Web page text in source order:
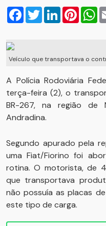
Facebook
TwitterLinkedIn
Veículo que transportava o
A Polícia Rodoviária
terça-feira (2), o
BR-267, na região de
Andradina.
Segundo apurado pela
uma Fiat/Fiorino foi
rotina. O motorista, de
que transportava
não possuía as placas
este tipo de carga.